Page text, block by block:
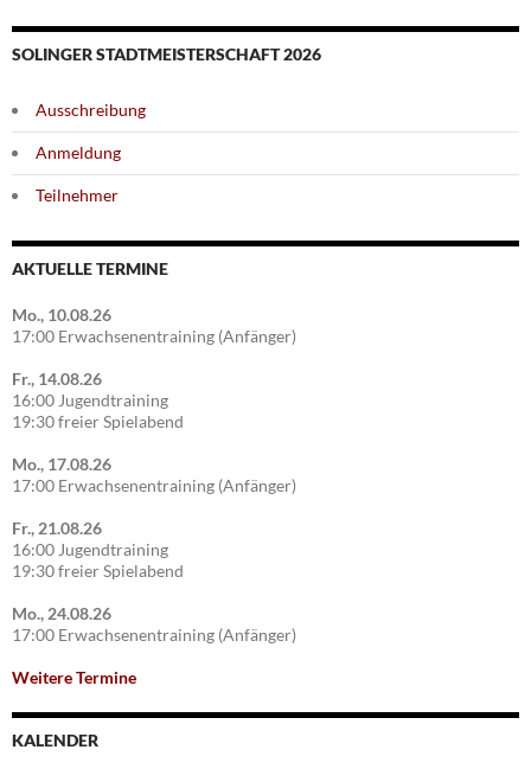
SOLINGER STADTMEISTERSCHAFT 2026
Ausschreibung
Anmeldung
Teilnehmer
AKTUELLE TERMINE
Mo., 10.08.26
17:00 Erwachsenentraining (Anfänger)
Fr., 14.08.26
16:00 Jugendtraining
19:30 freier Spielabend
Mo., 17.08.26
17:00 Erwachsenentraining (Anfänger)
Fr., 21.08.26
16:00 Jugendtraining
19:30 freier Spielabend
Mo., 24.08.26
17:00 Erwachsenentraining (Anfänger)
Weitere Termine
KALENDER